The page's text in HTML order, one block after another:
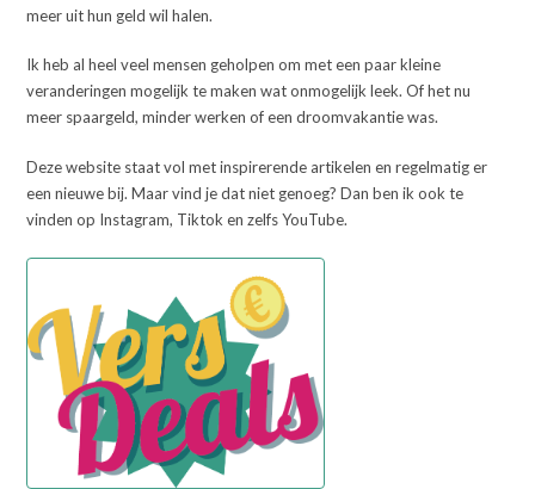
meer uit hun geld wil halen.
Ik heb al heel veel mensen geholpen om met een paar kleine
veranderingen mogelijk te maken wat onmogelijk leek. Of het nu
meer spaargeld, minder werken of een droomvakantie was.
Deze website staat vol met inspirerende artikelen en regelmatig er
een nieuwe bij. Maar vind je dat niet genoeg? Dan ben ik ook te
vinden op Instagram, Tiktok en zelfs YouTube.